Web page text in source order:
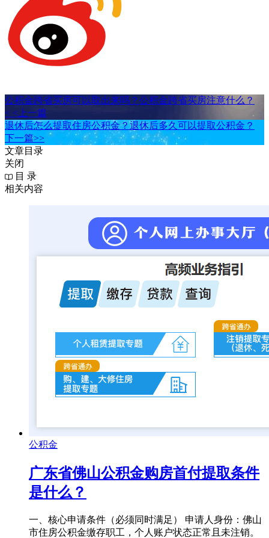
公积金跨省买房可以取出来吗？公积金跨省买房注意什么？
< <上一篇
退休后怎么提取住房公积金？退休后多久可以提取公积金？
下一篇>>
文章目录
关闭
目 录
相关内容
公积金
广东省佛山公积金购房首付提取条件
是什么？
一、核心申请条件（必须同时满足） 申请人身份：佛山
市住房公积金缴存职工，个人账户状态正常且未注销。